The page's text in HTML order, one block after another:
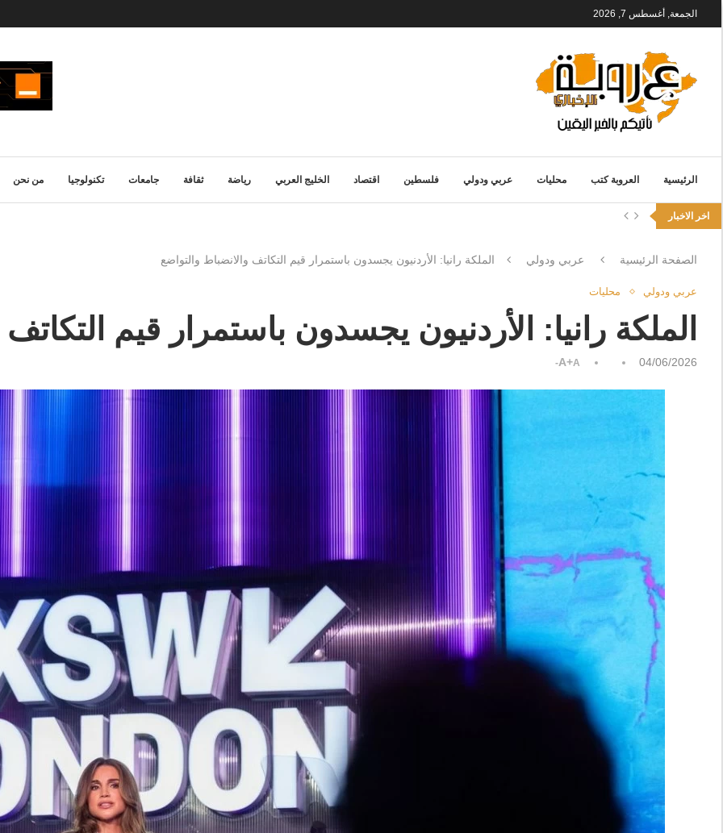
الجمعة, أغسطس 7, 2026
الرئيسية العروبة كتب محليات عربي ودولي فلسطين اقتصاد الخليج العربي رياضة ثقافة جامعات تكنولوجيا من نحن
اخر الاخبار
الصفحة الرئيسية عربي ودولي الملكة رانيا: الأردنيون يجسدون باستمرار قيم التكاتف والانضباط والتواضع
عربي ودولي محليات
الملكة رانيا: الأردنيون يجسدون باستمرار قيم
04/06/2026
A+A-